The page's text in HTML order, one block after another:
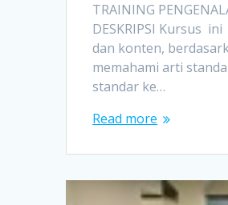
TRAINING
DESKRIPSI Kursus
dan konten,
memahami arti
standar ke…
Read more